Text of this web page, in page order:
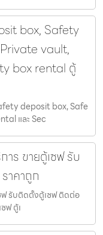
box, Safety
vault,
box rental ตู้
deposit box, Safe
และ Sec
าร ขายตู้เซฟ รับ
าคาถูก
ฟ รับติดตั้งตู้เซฟ ติดต่อ
ฟ ตู้เ